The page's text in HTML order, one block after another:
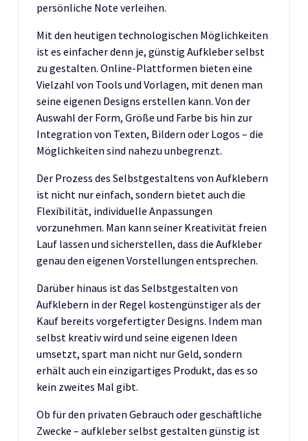
persönliche Note verleihen.
Mit den heutigen technologischen Möglichkeiten
ist es einfacher denn je, günstig Aufkleber selbst
zu gestalten. Online-Plattformen bieten eine
Vielzahl von Tools und Vorlagen, mit denen man
seine eigenen Designs erstellen kann. Von der
Auswahl der Form, Größe und Farbe bis hin zur
Integration von Texten, Bildern oder Logos – die
Möglichkeiten sind nahezu unbegrenzt.
Der Prozess des Selbstgestaltens von Aufklebern
ist nicht nur einfach, sondern bietet auch die
Flexibilität, individuelle Anpassungen
vorzunehmen. Man kann seiner Kreativität freien
Lauf lassen und sicherstellen, dass die Aufkleber
genau den eigenen Vorstellungen entsprechen.
Darüber hinaus ist das Selbstgestalten von
Aufklebern in der Regel kostengünstiger als der
Kauf bereits vorgefertigter Designs. Indem man
selbst kreativ wird und seine eigenen Ideen
umsetzt, spart man nicht nur Geld, sondern
erhält auch ein einzigartiges Produkt, das es so
kein zweites Mal gibt.
Ob für den privaten Gebrauch oder geschäftliche
Zwecke – aufkleber selbst gestalten günstig ist